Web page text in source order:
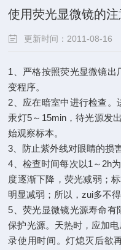
使用荧光显微镜的
更新时间：2011-08-16
1、严格按照荧光显微镜出
变程序。
2、应在暗室中进行检查
汞灯5～15min，待光源发
始观察标本。
3、防止紫外线对眼睛的损
4、检查时间每次以1～2h
度逐渐下降，荧光减弱；
明显减弱；所以，zui多不得
5、荧光显微镜光源寿命有
保护光源。天热时，应加
录使用时间。灯熄灭后欲